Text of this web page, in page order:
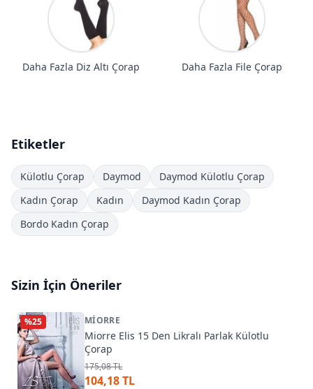
Daha Fazla Diz Altı Çorap Daha Fazla File Çorap
Etiketler
Külotlu Çorap Daymod
Daymod Külotlu Çorap
Kadın Çorap
Kadın
Daymod Kadın Çorap
Bordo Kadın Çorap
Sizin İçin Öneriler
%25 MIORRE
Miorre Elis 15 Den Likralı Parlak Külotlu
Çorap
175,08 TL
104,18 TL